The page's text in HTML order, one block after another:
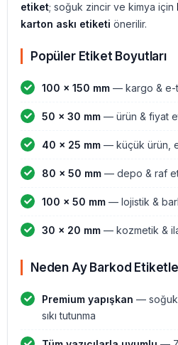
etiket; soğuk zincir ve kimya için
karton askı etiketi önerilir.
Popüler Etiket Boyutları
100 × 150 mm — kargo & e-
50 × 30 mm — ürün & fiyat
40 × 25 mm — küçük ürün,
80 × 50 mm — depo & raf
100 × 50 mm — lojistik &
30 × 20 mm — kozmetik &
Neden Ay Barkod
Premium yapışkan — soğuk
sıkı tutunma